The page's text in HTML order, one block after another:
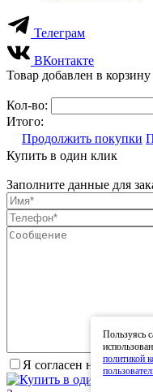
Телеграм
ВКонтакте
Товар добавлен в корзину
Кол-во:
Итого:
Продолжить покупки
Купить в один клик
Заполните данные для
Я согласен на
Пользуясь
политикой